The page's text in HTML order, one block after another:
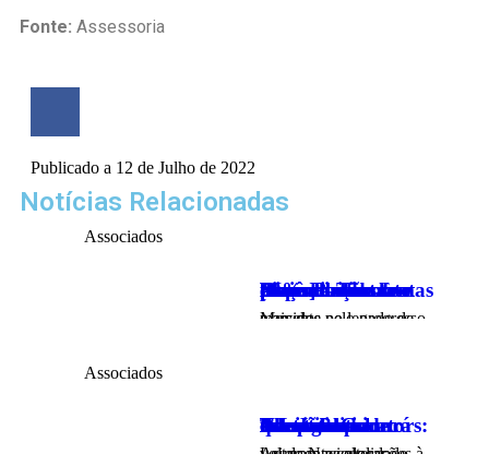
Fonte: Assessoria
Publicado a 12 de Julho de 2022
Notícias Relacionadas
Associados
Renault Trucks lança Pack Manutenção com 50% de desconto para aumentar disponibilidade e eficiência das frotas [Nors]
Movidos pelo progresso, e assente no legado de mais de…
Associados
The Life Curators: A Lei da Nacionalidade levanta uma questão maior: como continuará Portugal a competir pelo talento?
As recentes alterações à Lei da Nacionalidade voltaram a colocar…